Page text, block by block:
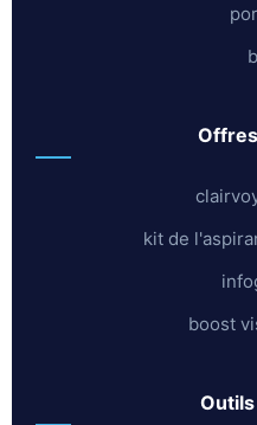
kit de
boost